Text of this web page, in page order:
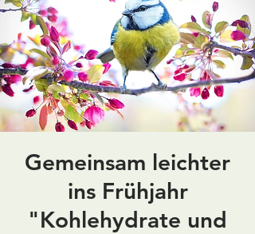
Gemeinsam leichter
ins Frühjahr
"Kohlehydrate und